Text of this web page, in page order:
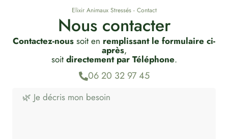
Elixir Animaux Stressés - Contact
Nous contacter
Contactez-nous soit en remplissant le formulaire ci-
après,
soit directement par Téléphone.
06 20 32 97 45